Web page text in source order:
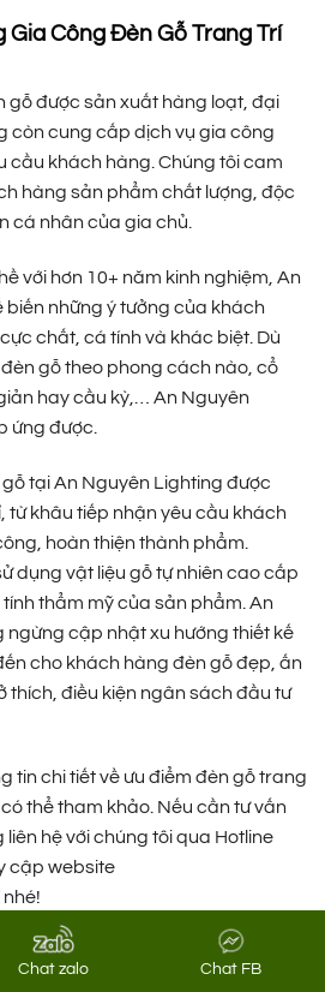
Chat zalo Chat FB
₫.
Gia Công Đèn Gỗ Trang Trí
gỗ được sản xuất hàng loạt, đại
còn cung cấp dịch vụ gia công
cầu khách hàng. Chúng tôi cam
hàng sản phẩm chất lượng, độc
cá nhân của gia chủ.
với hơn 10+ năm kinh nghiệm, An
biến những ý tưởng của khách
chất, cá tính và khác biệt. Dù
gỗ theo phong cách nào, cổ
hay cầu kỳ,… An Nguyên
ứng được.
tại An Nguyên Lighting được
từ khâu tiếp nhận yêu cầu khách
hoàn thiện thành phẩm.
dụng vật liệu gỗ tự nhiên cao cấp
thẩm mỹ của sản phẩm. An
ngừng cập nhật xu hướng thiết kế
cho khách hàng đèn gỗ đẹp, ấn
thích, điều kiện ngân sách đầu tư
tin chi tiết về ưu điểm đèn gỗ trang
thể tham khảo. Nếu cần tư vấn
hệ với chúng tôi qua Hotline
cập website
nhé!
5/5 - (2 bình chọn)